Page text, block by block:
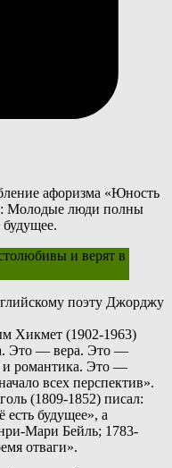
афоризма «Юность
Молодые люди полны
и верят в
поэту Джорджу
Хикмет (1902-1963)
Это — вера. Это —
и романтика. Это —
всех перспектив».
(1809-1852) писал:
есть будущее», а
Мари Бейль; 1783-
отваги».